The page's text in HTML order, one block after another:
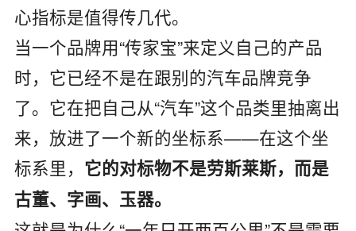
心指标是值得传几代。
当一个品牌用“传家宝”来定义自己的产品
时，它已经不是在跟别的汽车品牌竞争
了。它在把自己从“汽车”这个品类里抽离出
来，放进了一个新的坐标系——在这个坐
标系里， 它的对标物不是劳斯莱斯，而是
古董、字画、玉器。